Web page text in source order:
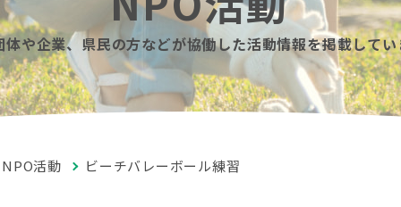
体や企業、県民の方などが協働した活動情報を掲載してい
NPO活動 ビーチバレーボール練習